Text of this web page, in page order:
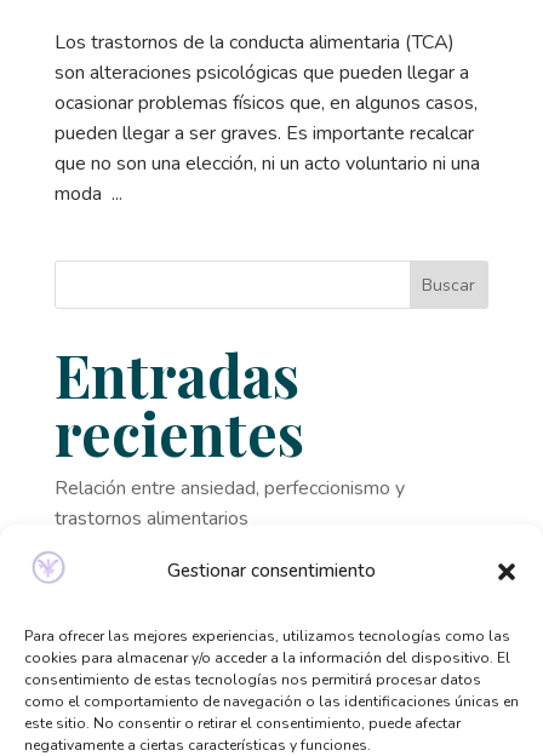
Gestionar consentimiento
Para ofrecer las mejores experiencias, utilizamos tecnologías como las
cookies para almacenar y/o acceder a la información del dispositivo. El
consentimiento de estas tecnologías nos permitirá procesar datos
como el comportamiento de navegación o las identificaciones únicas en
este sitio. No consentir o retirar el consentimiento, puede afectar
negativamente a ciertas características y funciones.
Los trastornos de la conducta alimentaria (TCA)
son alteraciones psicológicas que pueden llegar a
ocasionar problemas físicos que, en algunos casos,
pueden llegar a ser graves. Es importante recalcar
que no son una elección, ni un acto voluntario ni una
moda ...
Buscar
Entradas
recientes
Relación entre ansiedad, perfeccionismo y
trastornos alimentarios
Señales de que necesitas ayuda psicológica y no lo
sabías
Qué tipo de terapia psicológica necesito según mis
síntomas
Beneficios de la terapia desde casa: por qué cada
vez más personas la eligen